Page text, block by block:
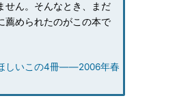
せん。そんなとき、まだ
薦められたのがこの本で
しいこの4冊――2006年春